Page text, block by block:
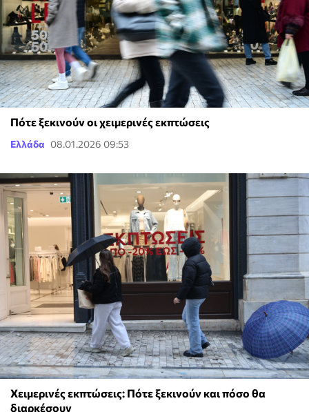
Πότε ξεκινούν οι χειμερινές εκπτώσεις
Ελλάδα 08.01.2026 09:53
Χειμερινές εκπτώσεις: Πότε ξεκινούν και πόσο θα
διαρκέσουν